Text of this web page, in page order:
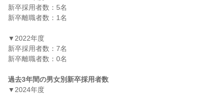
新卒採用者数：5名
新卒離職者数：1名
▼2022年度
新卒採用者数：7名
新卒離職者数：0名
過去3年間の男女別新卒採用者数
▼2024年度